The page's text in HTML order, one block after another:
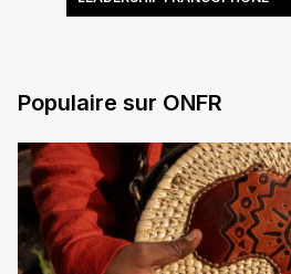
Populaire sur ONFR